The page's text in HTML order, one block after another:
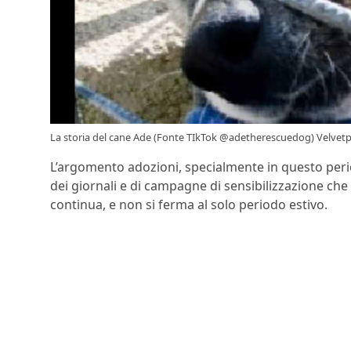
La storia del cane Ade (Fonte TIkTok @adetherescuedog)
L’argomento adozioni, specialmente in questo
dei giornali e di campagne di sensibilizzazione
continua, e non si ferma al solo periodo estivo.